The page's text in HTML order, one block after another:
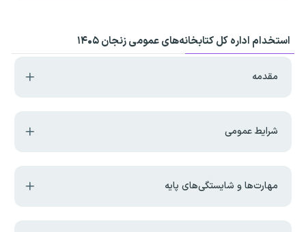
استخدام اداره کل کتابخانه‌های عمومی زنجان ۱۴۰۵
مقدمه
شرایط عمومی
مهارت‌ها و شایستگی‌های پایه